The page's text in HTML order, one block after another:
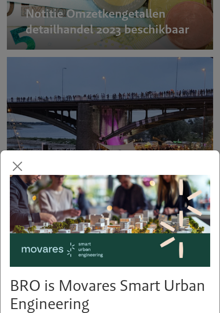
Notitie Omzetkengetallen
detailhandel 2023 beschikbaar
Toerisme belangrijk voor
horeca in Oost-Nederland
BRO is Movares Smart Urban
Engineering